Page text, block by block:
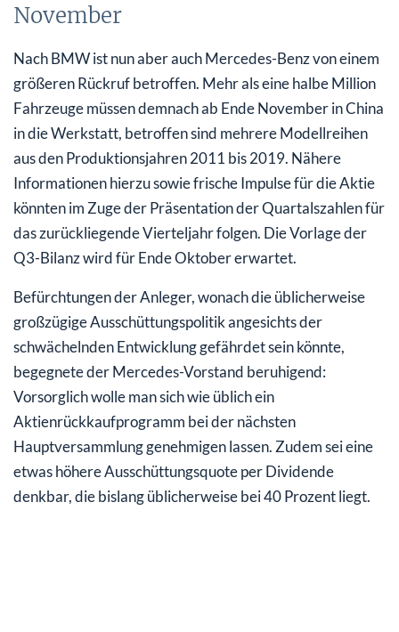
November
Nach BMW ist nun aber auch Mercedes-Benz von einem
größeren Rückruf betroffen. Mehr als eine halbe Million
Fahrzeuge müssen demnach ab Ende November in China
in die Werkstatt, betroffen sind mehrere Modellreihen
aus den Produktionsjahren 2011 bis 2019. Nähere
Informationen hierzu sowie frische Impulse für die Aktie
könnten im Zuge der Präsentation der Quartalszahlen für
das zurückliegende Vierteljahr folgen. Die Vorlage der
Q3-Bilanz wird für Ende Oktober erwartet.
Befürchtungen der Anleger, wonach die üblicherweise
großzügige Ausschüttungspolitik angesichts der
schwächelnden Entwicklung gefährdet sein könnte,
begegnete der Mercedes-Vorstand beruhigend:
Vorsorglich wolle man sich wie üblich ein
Aktienrückkaufprogramm bei der nächsten
Hauptversammlung genehmigen lassen. Zudem sei eine
etwas höhere Ausschüttungsquote per Dividende
denkbar, die bislang üblicherweise bei 40 Prozent liegt.